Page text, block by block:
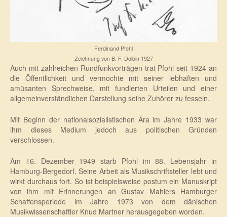
Ferdinand Pfohl
Zeichnung von B. F. Dolbin 1927
Auch mit zahlreichen Rundfunkvorträgen trat Pfohl seit 1924 an
die Öffentlichkeit und vermochte mit seiner lebhaften und
amüsanten Sprechweise, mit fundierten Urteilen und einer
allgemeinverständlichen Darstellung seine Zuhörer zu fesseln.
Mit Beginn der nationalsozialistischen Ära im Jahre 1933 war
ihm dieses Medium jedoch aus politischen Gründen
verschlossen.
Am 16. Dezember 1949 starb Pfohl im 88. Lebensjahr in
Hamburg-Bergedorf. Seine Arbeit als Musikschriftsteller lebt und
wirkt durchaus fort. So ist beispielsweise postum ein Manuskript
von ihm mit Erinnerungen an Gustav Mahlers Hamburger
Schaffensperiode im Jahre 1973 von dem dänischen
Musikwissenschaftler Knud Martner herausgegeben worden.